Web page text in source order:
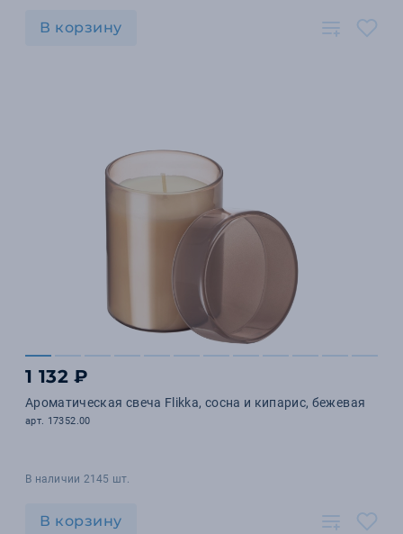
В корзину
1 132 ₽
Ароматическая свеча Flikka, сосна и кипарис, бежевая
арт. 17352.00
В наличии 2145 шт.
В корзину